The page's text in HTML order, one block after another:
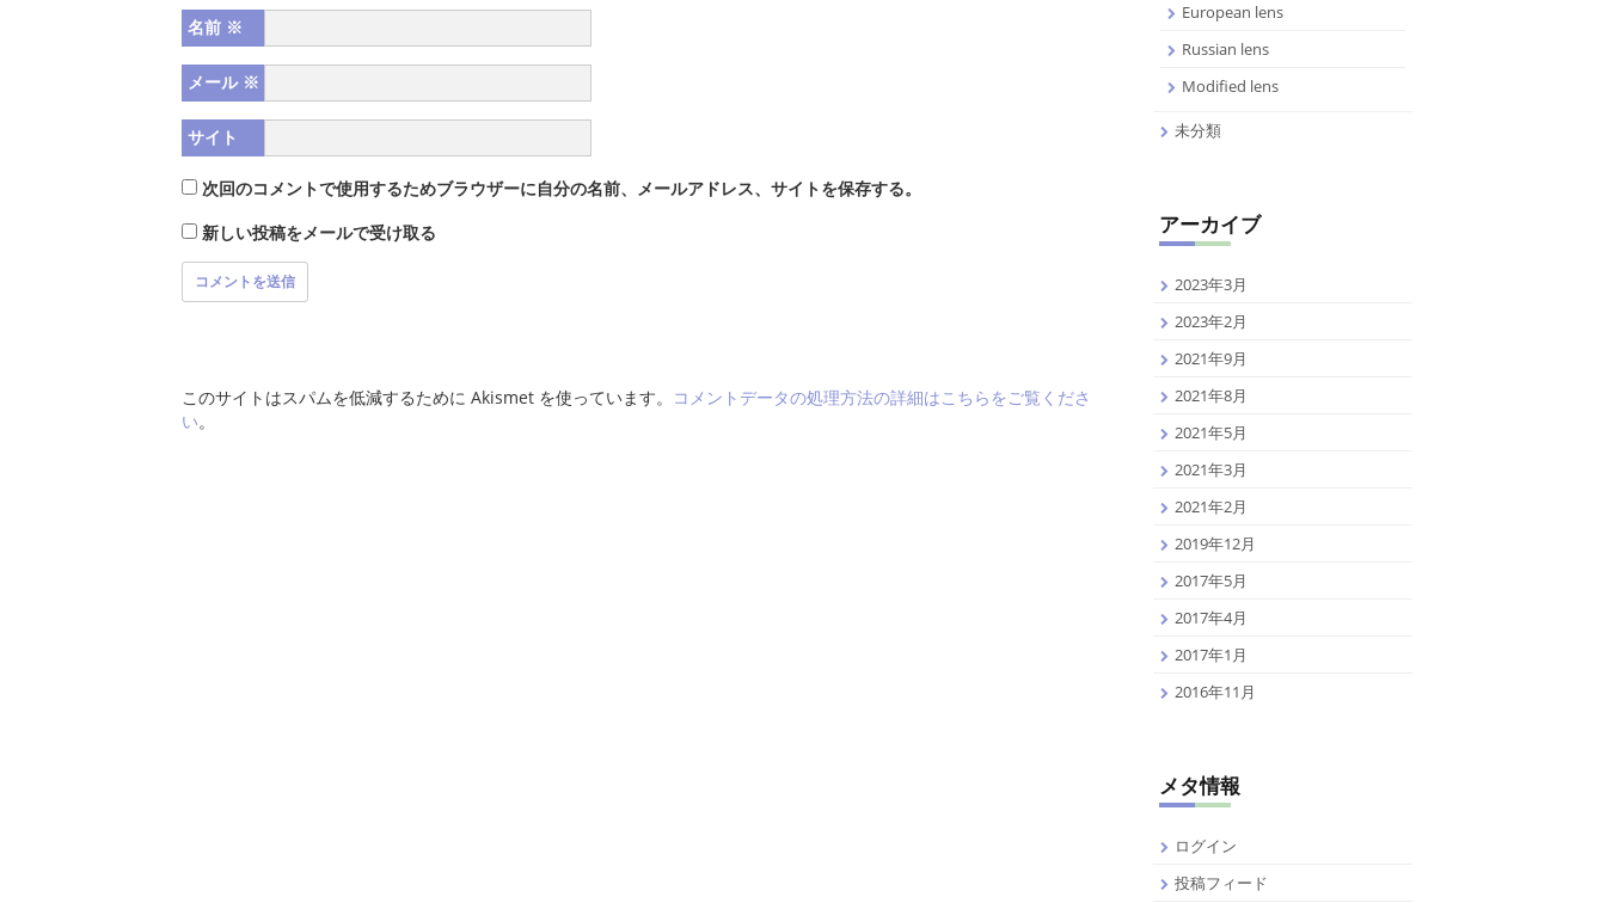
名前 ※
メール ※
サイト
次回のコメントで使用するためブラウザーに自分の名前、メールアドレス、サイトを保存する。
新しい投稿をメールで受け取る
このサイトはスパムを低減するために Akismet を使っています。 コメントデータの処理方法の詳細はこちらをご覧くださ
い。
European lens
Russian lens
Modified lens
未分類
アーカイブ
2023年3月
2023年2月
2021年9月
2021年8月
2021年5月
2021年3月
2021年2月
2019年12月
2017年5月
2017年4月
2017年1月
2016年11月
メタ情報
ログイン
投稿フィード